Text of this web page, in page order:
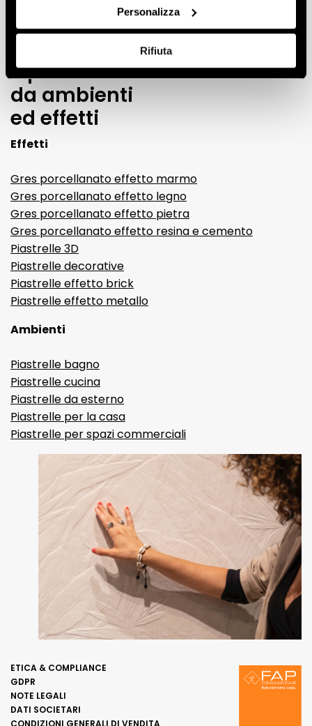
Personalizza
Rifiuta
ispirare
da ambienti
ed effetti
Effetti
Gres porcellanato effetto marmo
Gres porcellanato effetto legno
Gres porcellanato effetto pietra
Gres porcellanato effetto resina e cemento
Piastrelle 3D
Piastrelle decorative
Piastrelle effetto brick
Piastrelle effetto metallo
Ambienti
Piastrelle bagno
Piastrelle cucina
Piastrelle da esterno
Piastrelle per la casa
Piastrelle per spazi commerciali
ETICA & COMPLIANCE
GDPR
NOTE LEGALI
DATI SOCIETARI